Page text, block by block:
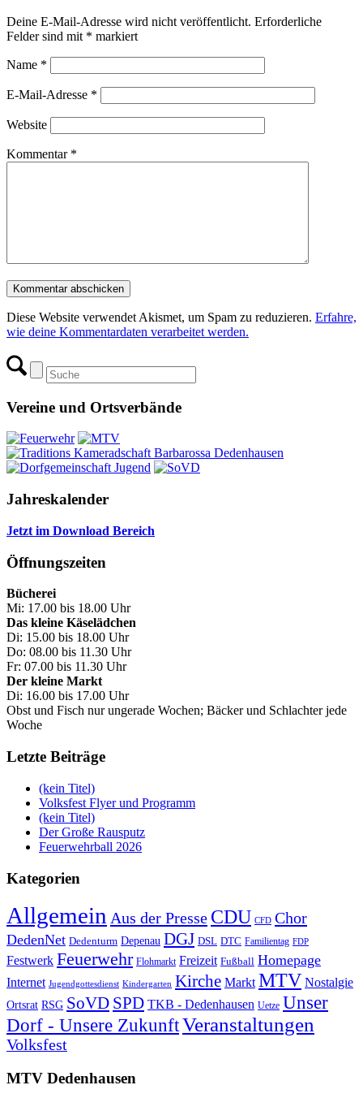
Deine E-Mail-Adresse wird nicht veröffentlicht. Erforderliche
Felder sind mit * markiert
Name *
E-Mail-Adresse *
Website
Kommentar *
Diese Website verwendet Akismet, um Spam zu reduzieren. Erfahre,
wie deine Kommentardaten verarbeitet werden.
Vereine und Ortsverbände
Jahreskalender
Jetzt im Download Bereich
Öffnungszeiten
Bücherei
Mi: 17.00 bis 18.00 Uhr
Das kleine Käselädchen
Di: 15.00 bis 18.00 Uhr
Do: 08.00 bis 11.30 Uhr
Fr: 07.00 bis 11.30 Uhr
Der kleine Markt
Di: 16.00 bis 17.00 Uhr
Obst und Fisch nur ungerade Wochen; Bäcker und Schlachter jede
Woche
Letzte Beiträge
(kein Titel)
Volksfest Flyer und Programm
(kein Titel)
Der Große Rausputz
Feuerwehrball 2026
Kategorien
Allgemein Aus der Presse CDU CFD Chor
DedenNet Dedenturm Depenau DGJ DSL DTC Familientag FDP
Festwerk Feuerwehr Flohmarkt Freizeit Fußball Homepage
Internet Jugendgottesdienst Kindergarten Kirche Markt MTV Nostalgie
Ortsrat RSG SoVD SPD TKB - Dedenhausen Uetze Unser
Dorf - Unsere ZukunftVeranstaltungen
Volksfest
MTV Dedenhausen